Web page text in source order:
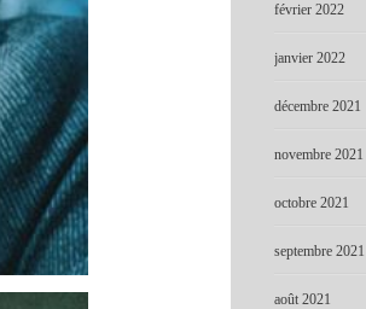
février 2022
janvier 2022
décembre 2021
novembre 2021
octobre 2021
septembre 2021
août 2021